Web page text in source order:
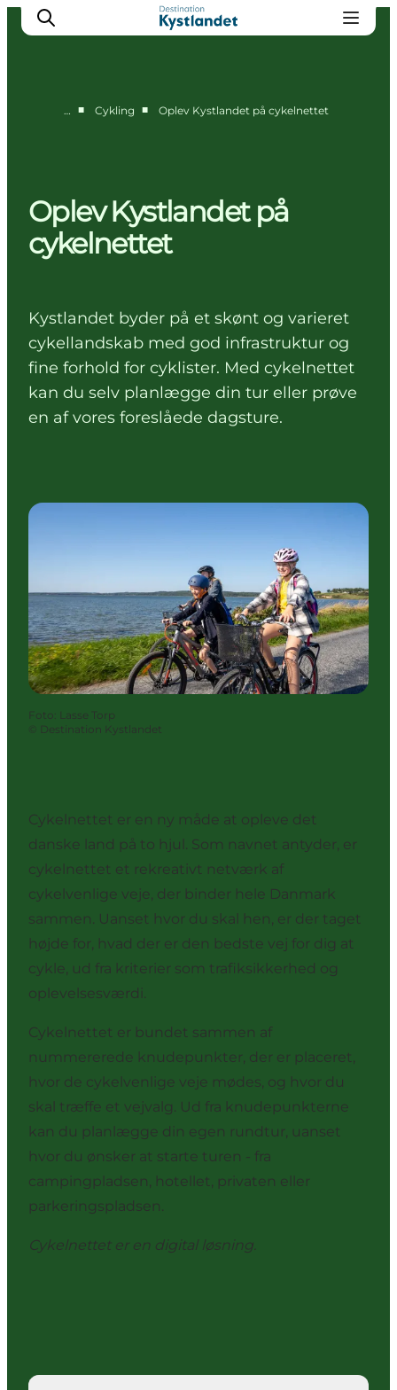
Oplevelser
Overnatning
Køb billet
… ■ Cykling ■ Oplev Kystlandet på cykelnettet
Oplev Kystlandet på
cykelnettet
Kystlandet byder på et skønt og varieret
cykellandskab med god infrastruktur og
fine forhold for cyklister. Med cykelnettet
kan du selv planlægge din tur eller prøve
en af vores foreslåede dagsture.
Foto: Lasse Torp
© Destination Kystlandet
Cykelnettet er en ny måde at opleve det
danske land på to hjul. Som navnet antyder, er
cykelnettet et rekreativt netværk af
cykelvenlige veje, der binder hele Danmark
sammen. Uanset hvor du skal hen, er der taget
højde for, hvad der er den bedste vej for dig at
cykle, ud fra kriterier som trafiksikkerhed og
oplevelsesværdi.
Cykelnettet er bundet sammen af
nummererede knudepunkter, der er placeret,
hvor de cykelvenlige veje mødes, og hvor du
skal træffe et vejvalg. Ud fra knudepunkterne
kan du planlægge din egen rundtur, uanset
hvor du ønsker at starte turen - fra
campingpladsen, hotellet, privaten eller
parkeringspladsen.
Cykelnettet er en digital løsning.